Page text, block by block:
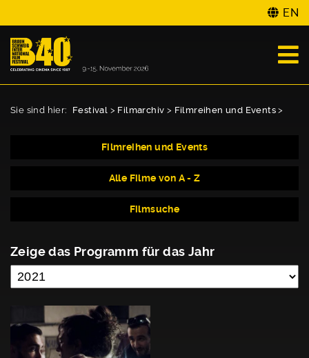
EN
Sie sind hier: Festival > Filmarchiv > Filmreihen und Events >
Filmreihen und Events
Alle Filme von A - Z
Filmsuche
Zeige das Programm für das Jahr